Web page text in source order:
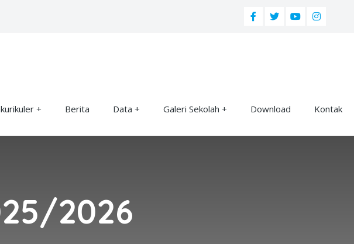
Berita Data Galeri Sekolah Download Kontak
2026